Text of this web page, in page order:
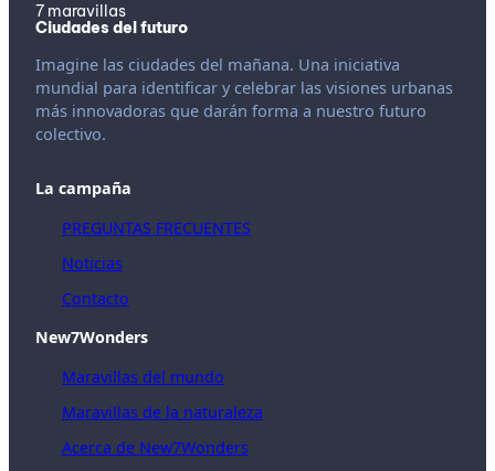
7 maravillas
Ciudades del futuro
Imagine las ciudades del mañana. Una iniciativa
mundial para identificar y celebrar las visiones urbanas
más innovadoras que darán forma a nuestro futuro
colectivo.
La campaña
PREGUNTAS FRECUENTES
Noticias
Contacto
New7Wonders
Maravillas del mundo
Maravillas de la naturaleza
Acerca de New7Wonders